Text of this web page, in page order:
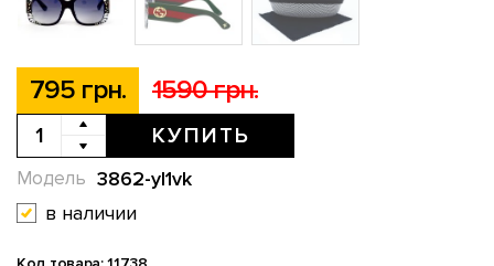
795 грн. 1590 грн.
КУПИТЬ
3862-yl1vk
Модель
в наличии